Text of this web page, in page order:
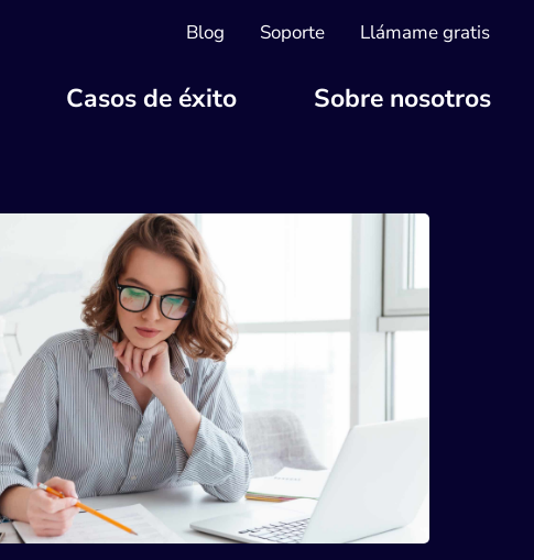
Blog Soporte Llámame gratis
Casos de éxito Sobre nosotros